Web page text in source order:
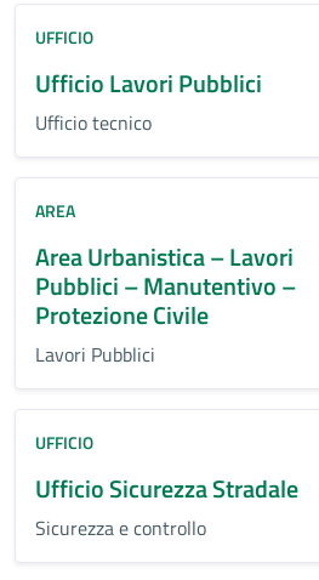
UFFICIO
Ufficio Lavori Pubblici
Ufficio tecnico
AREA
Area Urbanistica – Lavori
Pubblici – Manutentivo –
Protezione Civile
Lavori Pubblici
UFFICIO
Ufficio Sicurezza Stradale
Sicurezza e controllo